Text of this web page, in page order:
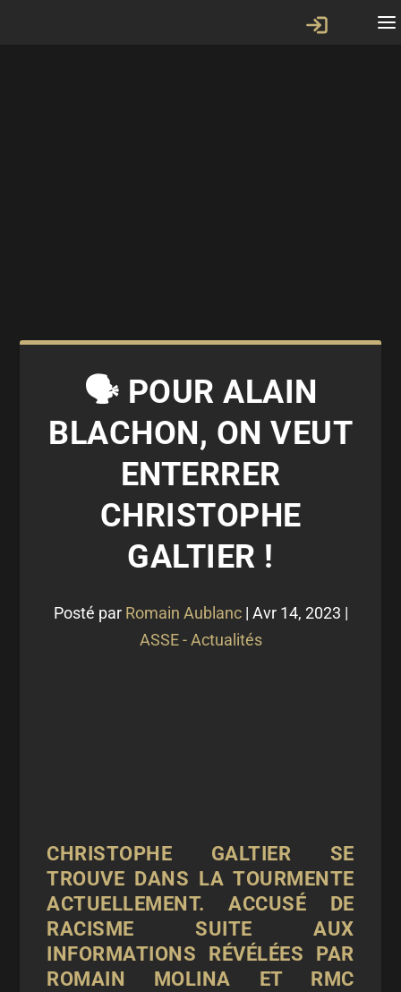
🗣 POUR ALAIN
BLACHON, ON VEUT
ENTERRER
CHRISTOPHE
GALTIER !
Posté par Romain Aublanc| Avr 14, 2023 |
ASSE - Actualités
CHRISTOPHE GALTIER SE
TROUVE DANS LA TOURMENTE
ACTUELLEMENT. ACCUSÉ DE
RACISME SUITE AUX
INFORMATIONS RÉVÉLÉES PAR
ROMAIN MOLINA ET RMC